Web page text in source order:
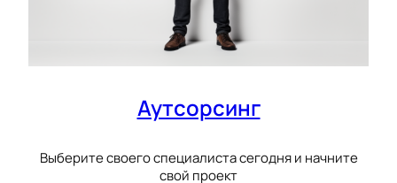
Аутсорсинг
Выберите своего специалиста сегодня и начните
свой проект